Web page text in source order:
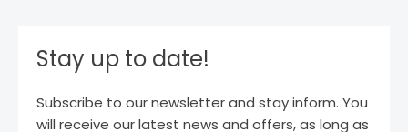
Stay up to date!
Subscribe to our newsletter and stay inform. You
will receive our latest news and offers, as long as